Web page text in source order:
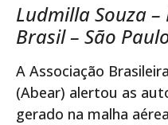
Ludmilla Souza
Brasil – São
A Associação
(Abear) alertou as
gerado na malha